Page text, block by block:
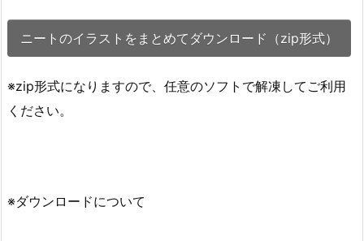
ニートのイラストをまとめてダウンロード（zip形式）
※zip形式になりますので、任意のソフトで解凍してご利用
ください。
※ダウンロードについて